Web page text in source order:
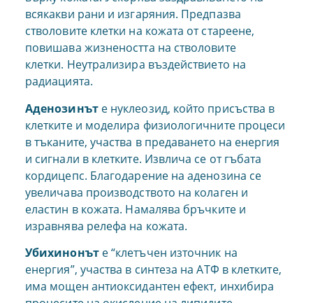
всякакви рани и изгаряния. Предпазва
стволовите клетки на кожата от стареене,
повишава жизнеността на стволовите
клетки. Неутрализира въздействието на
радиацията.
Аденозинъте нуклеозид, който присъства в
клетките и моделира физиологичните процеси
в тъканите, участва в предаването на енергия
и сигнали в клетките. Извлича се от гъбата
кордицепс. Благодарение на аденозина се
увеличава производството на колаген и
еластин в кожата. Намалява бръчките и
изравнява релефа на кожата.
Убихинонъте “клетъчен източник на
енергия”, участва в синтеза на АТФ в клетките,
има мощен антиоксидантен ефект, инхибира